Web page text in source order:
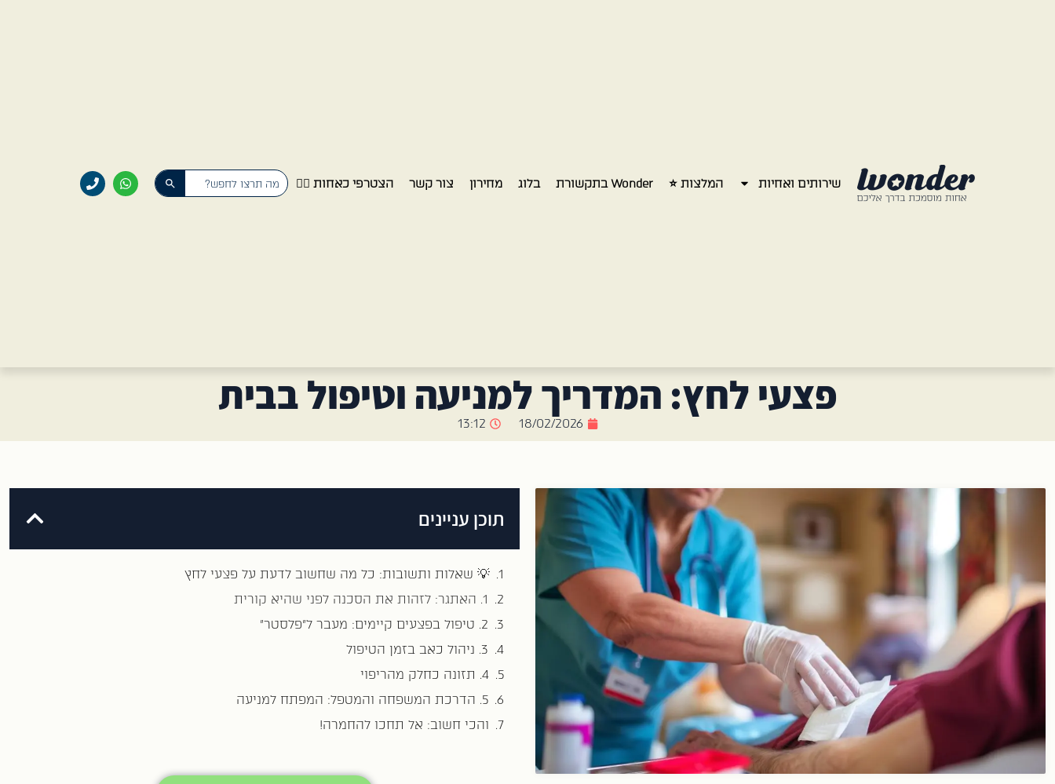
שירותים ואחיות המלצות ⭐ Wonder בתקשורת​ בלוג מחירון צור קשר הצטרפי כאחות 👩‍⚕️
Search
for:
Search Button
פצעי לחץ: המדריך למניעה וטיפול בבית
18/02/2026
13:12
תוכן עניינים
💡 שאלות ותשובות: כל מה שחשוב לדעת על פצעי לחץ
1. האתגר: לזהות את הסכנה לפני שהיא קורית
2. טיפול בפצעים קיימים: מעבר ל"פלסטר"
3. ניהול כאב בזמן הטיפול
4. תזונה כחלק מהריפוי
5. הדרכת המשפחה והמטפל: המפתח למניעה
והכי חשוב: אל תחכו להחמרה!